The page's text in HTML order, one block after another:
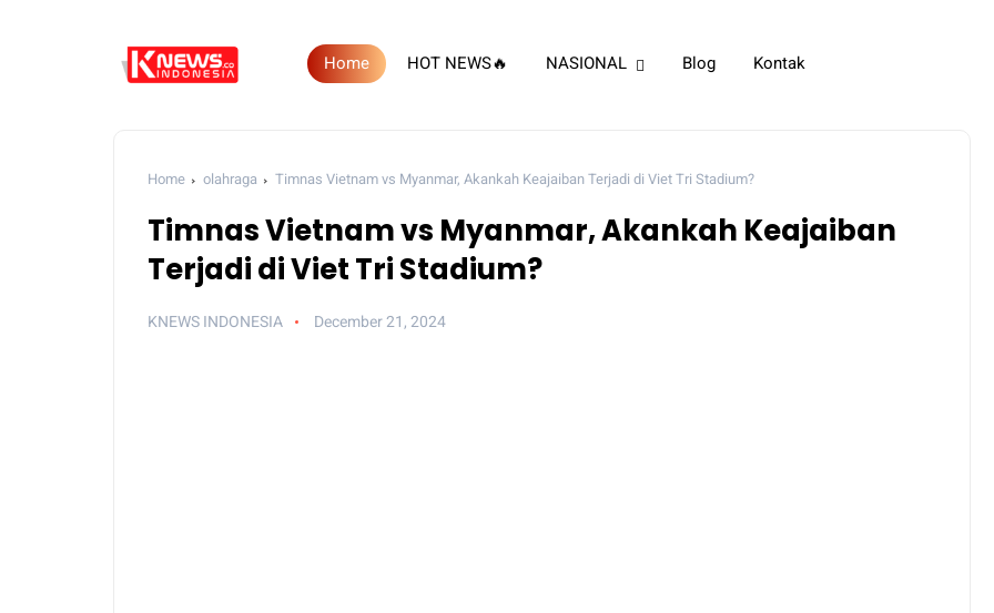
Home HOT NEWS🔥 NASIONAL Blog Kontak
Home olahraga Timnas Vietnam vs Myanmar, Akankah Keajaiban Terjadi di Viet Tri Stadium?
Timnas Vietnam vs Myanmar, Akankah Keajaiban
Terjadi di Viet Tri Stadium?
KNEWS INDONESIA December 21, 2024